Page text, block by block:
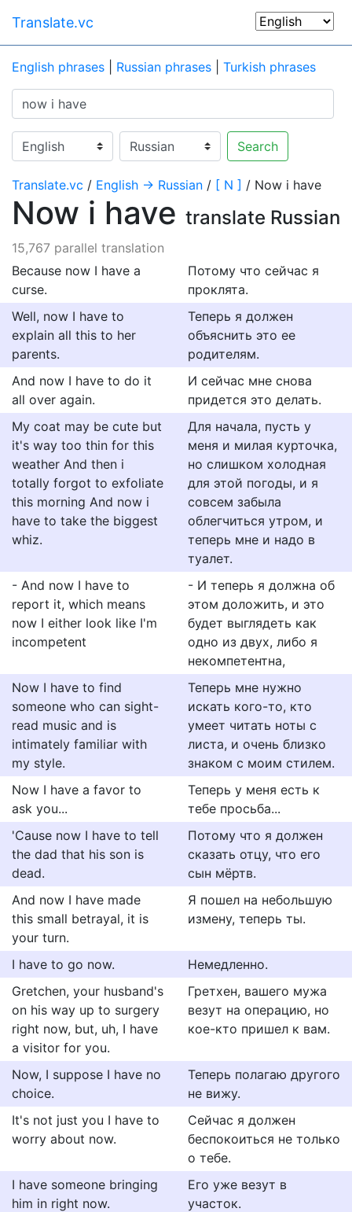
Translate.vc
English phrases Russian phrases Turkish phrases
Search
Translate.vc / English → Russian / [ N ] / Now i have
Now i have translate Russian
15,767 parallel translation
Because now I have a
curse.
Потому что сейчас я
проклята.
Well, now I have to
explain all this to her
parents.
Теперь я должен
объяснить это ее
родителям.
And now I have to do it
all over again.
И сейчас мне снова
придется это делать.
My coat may be cute but
it's way too thin for this
weather And then i
totally forgot to exfoliate
this morning And now i
have to take the biggest
whiz.
Для начала, пусть у
меня и милая курточка,
но слишком холодная
для этой погоды, и я
совсем забыла
облегчиться утром, и
теперь мне и надо в
туалет.
- And now I have to
report it, which means
now I either look like I'm
incompetent
- И теперь я должна об
этом доложить, и это
будет выглядеть как
одно из двух, либо я
некомпетентна,
Now I have to find
someone who can sight-
read music and is
intimately familiar with
my style.
Теперь мне нужно
искать кого-то, кто
умеет читать ноты с
листа, и очень близко
знаком с моим стилем.
Now I have a favor to
ask you...
Теперь у меня есть к
тебе просьба...
'Cause now I have to tell
the dad that his son is
dead.
Потому что я должен
сказать отцу, что его
сын мёртв.
And now I have made
this small betrayal, it is
your turn.
Я пошел на небольшую
измену, теперь ты.
I have to go now.
Немедленно.
Gretchen, your husband's
on his way up to surgery
right now, but, uh, I have
a visitor for you.
Гретхен, вашего мужа
везут на операцию, но
кое-кто пришел к вам.
Now, I suppose I have no
choice.
Теперь полагаю другого
не вижу.
It's not just you I have to
worry about now.
Сейчас я должен
беспокоиться не только
о тебе.
I have someone bringing
him in right now.
Его уже везут в
участок.